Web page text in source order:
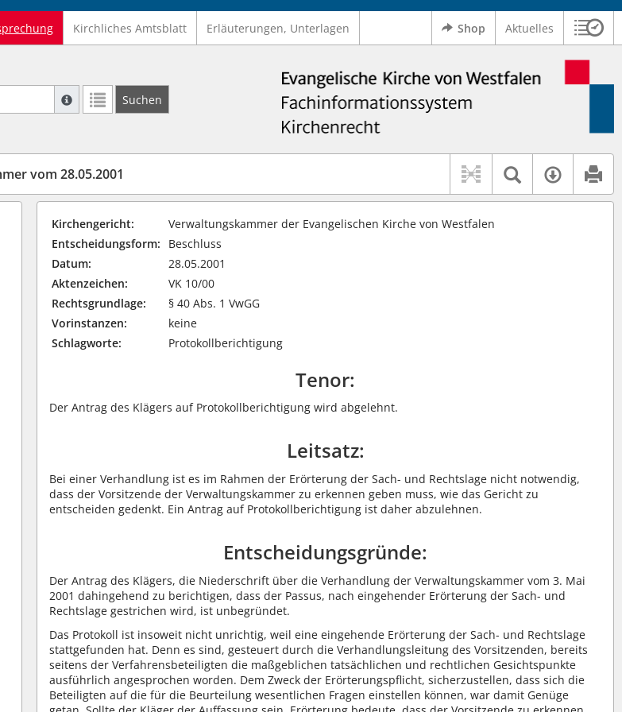
Kirchliches Amtsblatt Erläuterungen, Unterlagen Shop Aktuelles
Suche mit Platzhalter "*", Bsp. Pfarrer*, findet auch: "Pfarrerinitiative" oder "Pfarrerausschuss".
Weitere Suchoperatoren finden Sie in unserer Hilfe.
Suchen
vom 28.05.2001 Textsuche
Kirchengericht:
Verwaltungskammer der Evangelischen Kirche von Westfalen
Entscheidungsform:
Beschluss
Datum:
28.05.2001
Aktenzeichen:
VK 10/00
Rechtsgrundlage:
§ 40 Abs. 1 VwGG
Vorinstanzen:
keine
Schlagworte:
Protokollberichtigung
Tenor:
Der Antrag des Klägers auf Protokollberichtigung wird abgelehnt.
Leitsatz:
Bei einer Verhandlung ist es im Rahmen der Erörterung der Sach- und Rechtslage nicht notwendig,
dass der Vorsitzende der Verwaltungskammer zu erkennen geben muss, wie das Gericht zu
entscheiden gedenkt. Ein Antrag auf Protokollberichtigung ist daher abzulehnen.
Entscheidungsgründe:
Der Antrag des Klägers, die Niederschrift über die Verhandlung der Verwaltungskammer vom 3. Mai
2001 dahingehend zu berichtigen, dass der Passus, nach eingehender Erörterung der Sach- und
Rechtslage gestrichen wird, ist unbegründet.
Das Protokoll ist insoweit nicht unrichtig, weil eine eingehende Erörterung der Sach- und Rechtslage
stattgefunden hat. Denn es sind, gesteuert durch die Verhandlungsleitung des Vorsitzenden, bereits
seitens der Verfahrensbeteiligten die maßgeblichen tatsächlichen und rechtlichen Gesichtspunkte
ausführlich angesprochen worden. Dem Zweck der Erörterungspflicht, sicherzustellen, dass sich die
Beteiligten auf die für die Beurteilung wesentlichen Fragen einstellen können, war damit Genüge